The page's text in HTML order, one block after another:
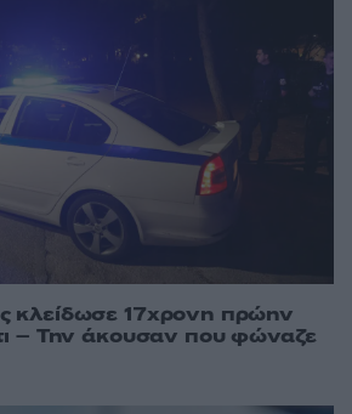
κλείδωσε 17χρονη πρώην
– Την άκουσαν που φώναζε